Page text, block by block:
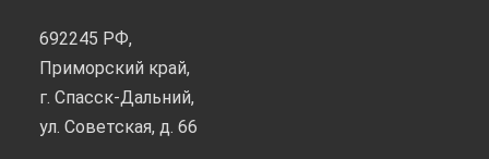
692245 РФ,
Приморский край,
г. Спасск-Дальний,
ул. Советская, д. 66